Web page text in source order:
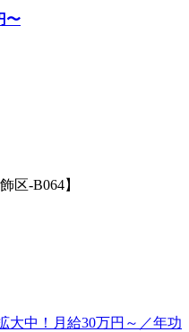
〜
区-B064】
大中！月給30万円～／年功